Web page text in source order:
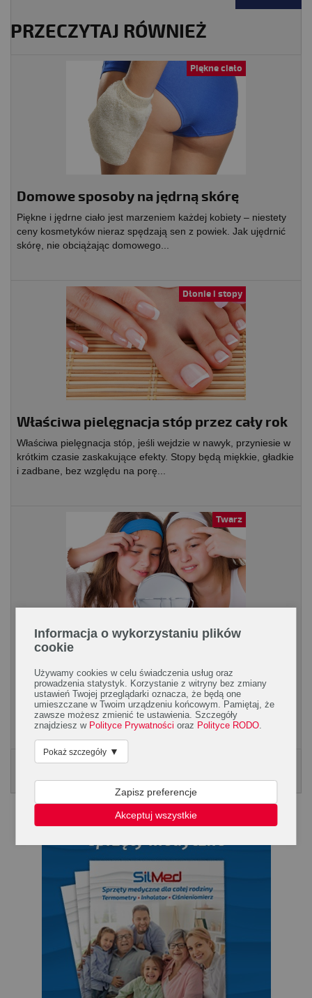
PRZECZYTAJ RÓWNIEŻ
Piękne ciało
Domowe sposoby na jędrną skórę
Piękne i jędrne ciało jest marzeniem każdej kobiety – niestety
ceny kosmetyków nieraz spędzają sen z powiek. Jak ujędrnić
skórę, nie obciążając domowego...
Dłonie i stopy
Właściwa pielęgnacja stóp przez cały rok
Właściwa pielęgnacja stóp, jeśli wejdzie w nawyk, przyniesie w
krótkim czasie zaskakujące efekty. Stopy będą miękkie, gładkie
i zadbane, bez względu na porę...
Twarz
Trądzik pod kontrolą, czyli jak walczyć z
pryszczami
Trądzik zazwyczaj kojarzy się z burzą hormonów i okresem
dojrzewania. Istnieje jednak wiele odmian tej przypadłości, a
niektóre z nich mogą wystąpić również u...
KLIKNIJ, ABY POBRAĆ PORADNK
Informacja o wykorzystaniu plików
cookie
Używamy cookies w celu świadczenia usług oraz
prowadzenia statystyk. Korzystanie z witryny bez zmiany
ustawień Twojej przeglądarki oznacza, że będą one
umieszczane w Twoim urządzeniu końcowym. Pamiętaj, że
zawsze możesz zmienić te ustawienia. Szczegóły
znajdziesz w Polityce Prywatności oraz Polityce RODO
Pokaż szczegóły ▼
Zapisz preferencje
Akceptuj wszystkie